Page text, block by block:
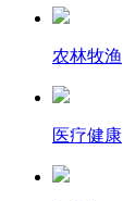
农林牧渔
医疗健康